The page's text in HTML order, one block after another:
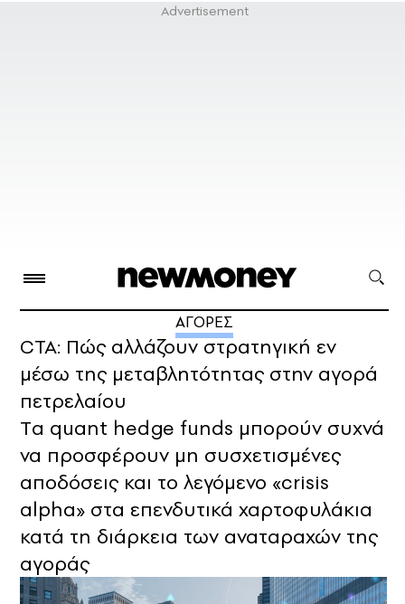
ΑΓΟΡΕΣ
CTA: Πώς αλλάζουν στρατηγική εν
μέσω της μεταβλητότητας στην αγορά
πετρελαίου
Tα quant hedge funds μπορούν συχνά
να προσφέρουν μη συσχετισμένες
αποδόσεις και το λεγόμενο «crisis
alpha» στα επενδυτικά χαρτοφυλάκια
κατά τη διάρκεια των αναταραχών της
αγοράς